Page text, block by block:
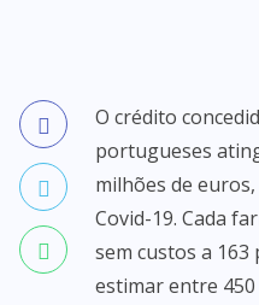
O crédito
portugueses
milhões de
Covid-19. Cada
sem custos a
estimar entre